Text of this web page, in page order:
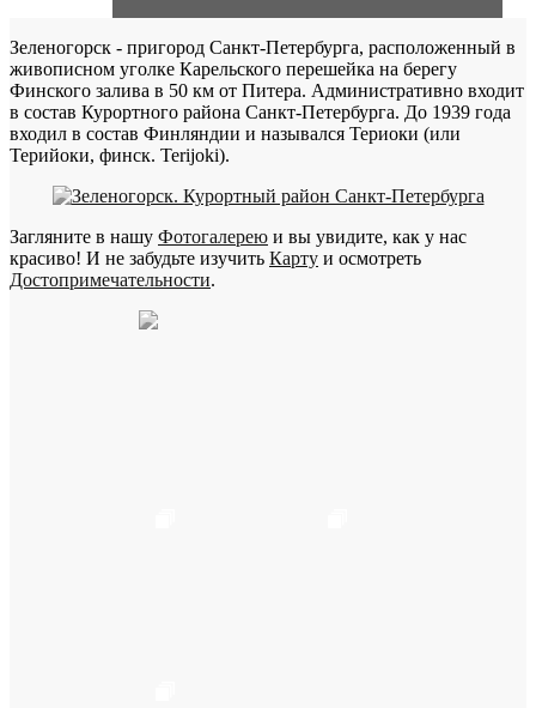
Зеленогорск - пригород Санкт-Петербурга, расположенный в
живописном уголке Карельского перешейка на берегу
Финского залива в 50 км от Питера. Административно входит
в состав Курортного района Санкт-Петербурга. До 1939 года
входил в состав Финляндии и назывался Териоки (или
Терийоки, финск. Terijoki).
Загляните в нашу Фотогалерею и вы увидите, как у нас
красиво! И не забудьте изучить Карту и осмотреть
Достопримечательности.